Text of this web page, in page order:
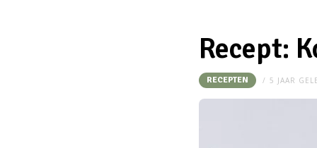
Recept:
RECEPTEN 5 JAAR